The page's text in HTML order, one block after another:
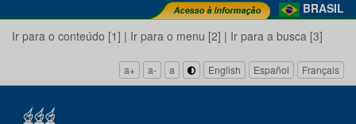
BRASIL
Ir para o conteúdo [1] | Ir para o menu [2] | Ir para a busca [3]
a+ a- a English Español Français